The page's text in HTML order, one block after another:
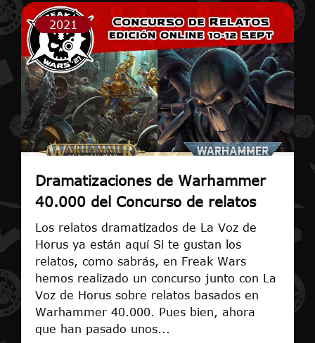
2021
Dramatizaciones de Warhammer
40.000 del Concurso de relatos
Los relatos dramatizados de La Voz de
Horus ya están aquí Si te gustan los
relatos, como sabrás, en Freak Wars
hemos realizado un concurso junto con La
Voz de Horus sobre relatos basados en
Warhammer 40.000. Pues bien, ahora
que han pasado unos...